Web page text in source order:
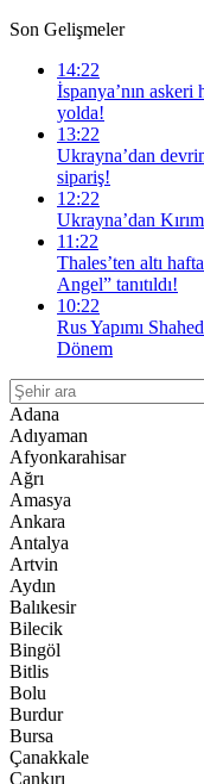
Son Gelişmeler
14:22
İspanya’nın
yolda!
13:22
Ukrayna’dan
sipariş!
12:22
Ukrayna’dan
11:22
Thales’ten altı
Angel” tanıtıldı!
10:22
Rus Yapımı
Dönem
Adana
Adıyaman
Afyonkarahisar
Ağrı
Amasya
Ankara
Antalya
Artvin
Aydın
Balıkesir
Bilecik
Bingöl
Bitlis
Bolu
Burdur
Bursa
Çanakkale
Çankırı